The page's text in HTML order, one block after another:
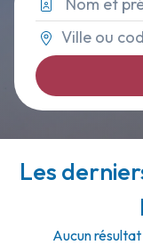
Les
Aucun